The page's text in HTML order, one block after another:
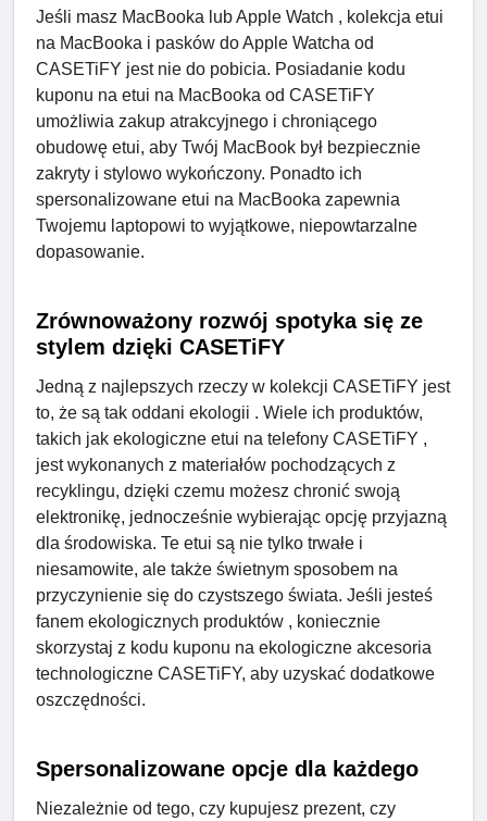
Jeśli masz MacBooka lub Apple Watch , kolekcja etui
na MacBooka i pasków do Apple Watcha od
CASETiFY jest nie do pobicia. Posiadanie kodu
kuponu na etui na MacBooka od CASETiFY
umożliwia zakup atrakcyjnego i chroniącego
obudowę etui, aby Twój MacBook był bezpiecznie
zakryty i stylowo wykończony. Ponadto ich
spersonalizowane etui na MacBooka zapewnia
Twojemu laptopowi to wyjątkowe, niepowtarzalne
dopasowanie.
Zrównoważony rozwój spotyka się ze
stylem dzięki CASETiFY
Jedną z najlepszych rzeczy w kolekcji CASETiFY jest
to, że są tak oddani ekologii . Wiele ich produktów,
takich jak ekologiczne etui na telefony CASETiFY ,
jest wykonanych z materiałów pochodzących z
recyklingu, dzięki czemu możesz chronić swoją
elektronikę, jednocześnie wybierając opcję przyjazną
dla środowiska. Te etui są nie tylko trwałe i
niesamowite, ale także świetnym sposobem na
przyczynienie się do czystszego świata. Jeśli jesteś
fanem ekologicznych produktów , koniecznie
skorzystaj z kodu kuponu na ekologiczne akcesoria
technologiczne CASETiFY, aby uzyskać dodatkowe
oszczędności.
Spersonalizowane opcje dla każdego
Niezależnie od tego, czy kupujesz prezent, czy